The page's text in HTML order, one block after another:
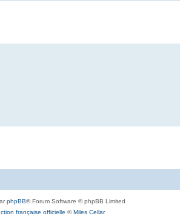
phpBB® Forum Software © phpBB Limited
française officielle ©Miles Cellar